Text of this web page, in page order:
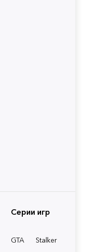
Серии игр
GTA
Stalker